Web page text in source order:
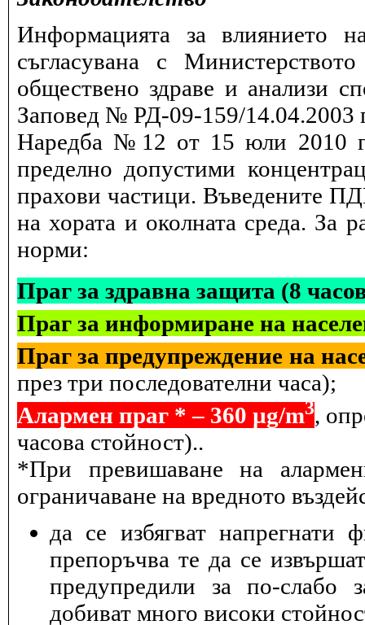
Информацията за влиянието
съгласувана с
обществено здраве и анализи
Заповед № РД-09-159/14.04.2003
Наредба №12 от 15 юли 2010
пределно допустими
прахови частици. Въведените
на хората и околната среда. За
норми:
Праг за здравна защита (8
Праг за информиране на
Праг за предупреждение на
през три последователни часа);
Алармен праг * – 360 µg/m3,
часова стойност)..
*При превишаване на
ограничаване на вредното
да се избягват напрегнати
препоръчва те да се
предупредили за по-слабо
добиват много високи